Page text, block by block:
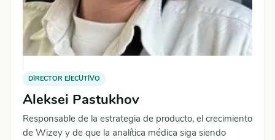
DIRECTOR EJECUTIVO
Aleksei Pastukhov
Responsable de la estrategia de producto, el crecimiento
de Wizey y de que la analítica médica siga siendo